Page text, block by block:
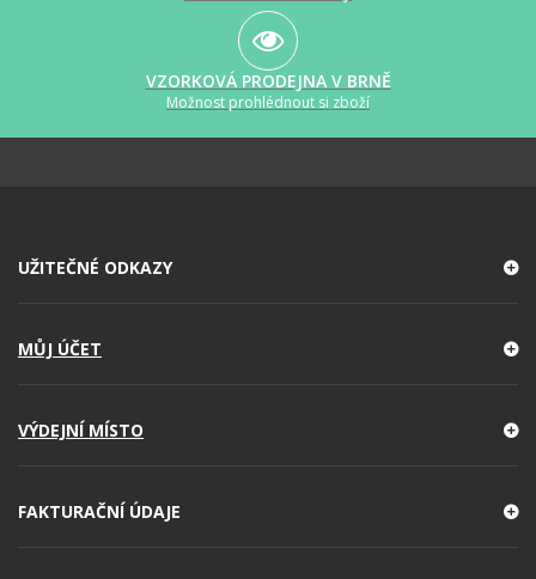
VZORKOVÁ PRODEJNA V BRNĚ
Možnost prohlédnout si zboží
UŽITEČNÉ ODKAZY
MŮJ ÚČET
VÝDEJNÍ MÍSTO
FAKTURAČNÍ ÚDAJE